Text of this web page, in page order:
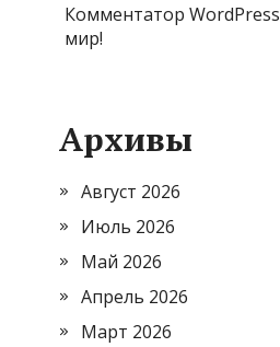
Комментатор WordPress
мир!
Архивы
Август 2026
Июль 2026
Май 2026
Апрель 2026
Март 2026